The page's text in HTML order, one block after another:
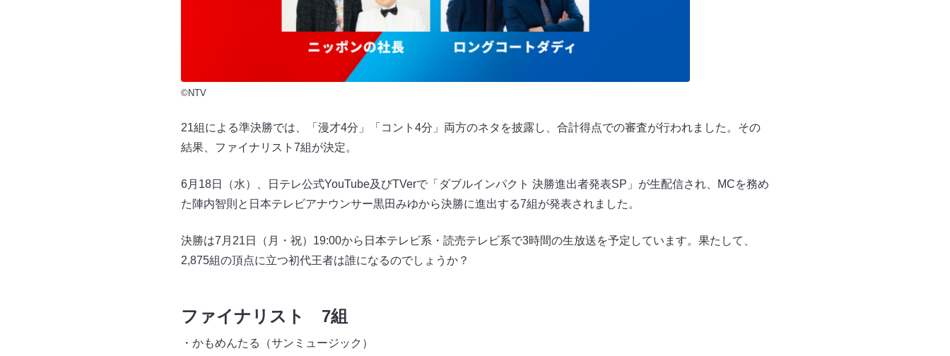
©NTV
21組による準決勝では、「漫才4分」「コント4分」両方のネタを披露し、合計得点での審査が行われました。その
結果、ファイナリスト7組が決定。
6月18日（水）、日テレ公式YouTube及びTVerで「ダブルインパクト 決勝進出者発表SP」が生配信され、MCを務め
た陣内智則と日本テレビアナウンサー黒田みゆから決勝に進出する7組が発表されました。
決勝は7月21日（月・祝）19:00から日本テレビ系・読売テレビ系で3時間の生放送を予定しています。果たして、
2,875組の頂点に立つ初代王者は誰になるのでしょうか？
ファイナリスト 7組
・かもめんたる（サンミュージック）